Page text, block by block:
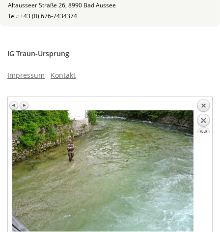
Altausseer Straße 26, 8990 Bad Aussee
Tel.: +43 (0) 676-7434374
IG Traun-Ursprung
Impressum Kontakt